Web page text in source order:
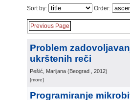
Sort by: Order:
Previous Page
Problem
ukrštenih reči
Pešić, Marijana (Beograd , 2012)
[more]
Programiranje